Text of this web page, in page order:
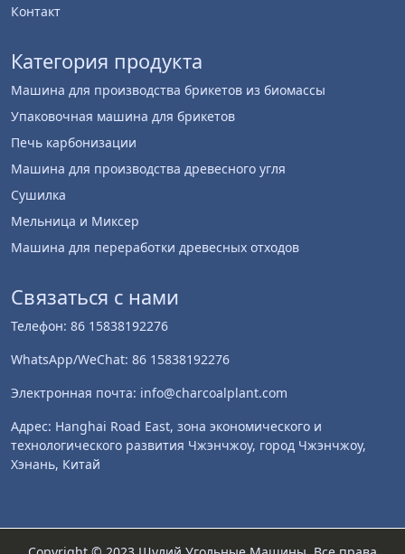
Контакт
Категория продукта
Машина для производства брикетов из биомассы
Упаковочная машина для брикетов
Печь карбонизации
Машина для производства древесного угля
Сушилка
Мельница и Миксер
Машина для переработки древесных отходов
Связаться с нами
Телефон: 86 15838192276
WhatsApp/WeChat: 86 15838192276
Электронная почта: info@charcoalplant.com
Адрес: Hanghai Road East, зона экономического и
технологического развития Чжэнчжоу, город Чжэнчжоу,
Хэнань, Китай